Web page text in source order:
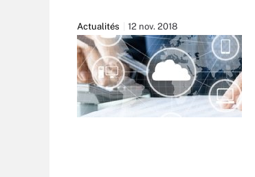
Actualités 12 nov. 2018